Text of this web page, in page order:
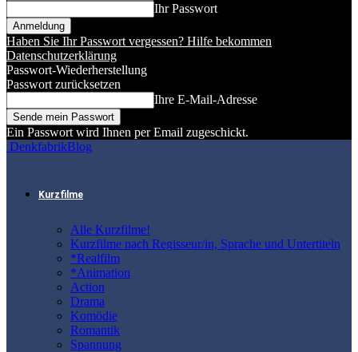
Ihr Passwort
Haben Sie Ihr Passwort vergessen? Hilfe bekommen
Datenschutzerklärung
Passwort-Wiederherstellung
Passwort zurücksetzen
Ihre E-Mail-Adresse
Ein Passwort wird Ihnen per Email zugeschickt.
DenkfabrikBlog
Kurzfilme
Alle Kurzfilme!
Kurzfilme nach Regisseur/in, Sprache und Untertiteln
*Realfilm
*Animation
Action
Drama
Komödie
Romantik
Spannung